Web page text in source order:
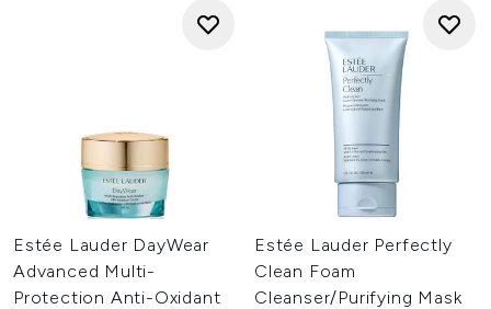
Estée Lauder DayWear
Advanced Multi-
Protection Anti-Oxidant
Estée Lauder Perfectly
Clean Foam
Cleanser/Purifying Mask